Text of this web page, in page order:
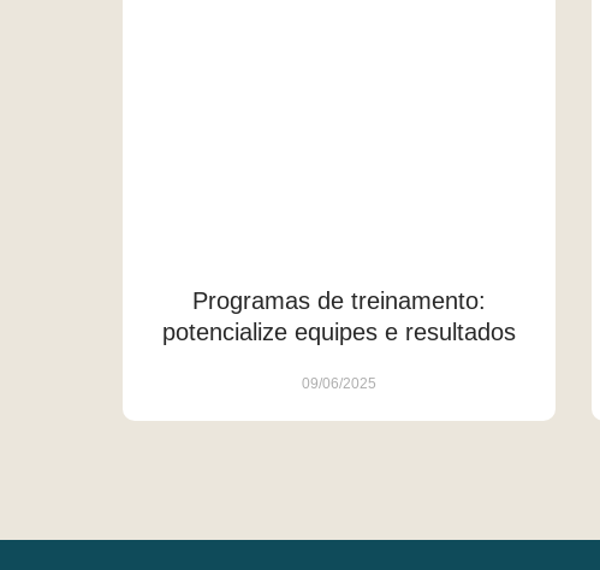
Programas de treinamento:
potencialize equipes e resultados
09/06/2025